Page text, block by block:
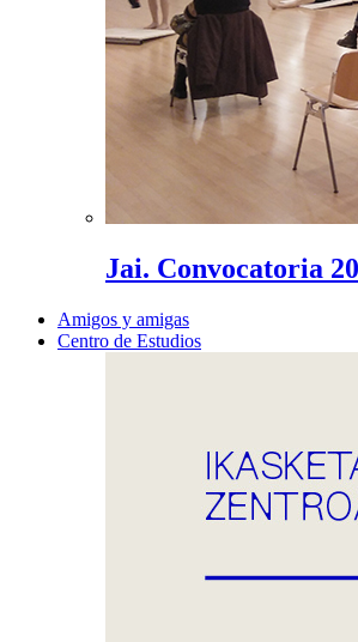
Jai. Convocatoria
Amigos y amigas
Centro de Estudios